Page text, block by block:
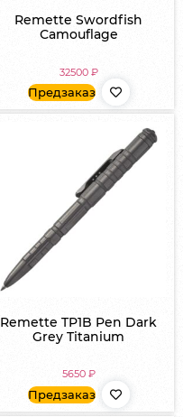
Remette Swordfish
Сamouflage
32500 ₽
Предзаказ
Remette TP1B Pen Dark
Grey Titanium
5650 ₽
Предзаказ